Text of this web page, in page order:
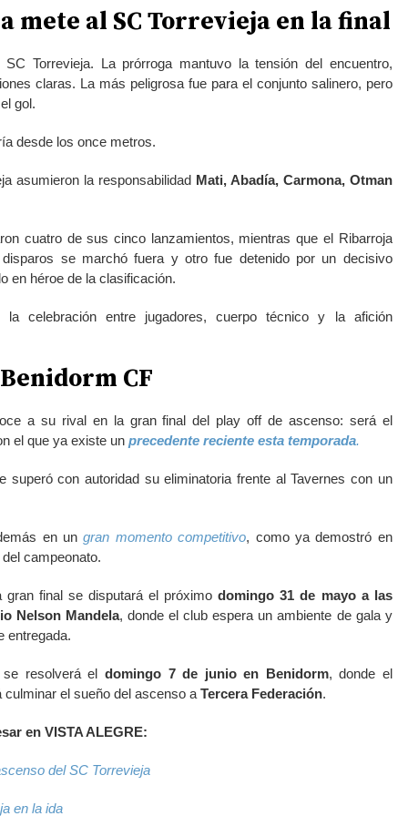
mete al SC Torrevieja en la final
Torrevieja. La prórroga mantuvo la tensión del encuentro,
claras. La más peligrosa fue para el conjunto salinero, pero
gol.
desde los once metros.
asumieron la responsabilidad Mati, Abadía, Carmona, Otman
cuatro de sus cinco lanzamientos, mientras que el Ribarroja
se marchó fuera y otro fue detenido por un decisivo
en héroe de la clasificación.
la celebración entre jugadores, cuerpo técnico y la afición
CF
a su rival en la gran final del play off de ascenso: será el
el que ya existe un precedente reciente esta temporada.
superó con autoridad su eliminatoria frente al Tavernes con un
en ungran momento competitivo, como ya demostró en
campeonato.
gran final se disputará el próximodomingo 31 de mayo a las
Nelson Mandela, donde el club espera un ambiente de gala y
entregada.
se resolverá el domingo 7 de junio en Benidorm, donde el
el sueño del ascenso a Tercera Federación.
en VISTA ALEGRE:
del SC Torrevieja
en la ida